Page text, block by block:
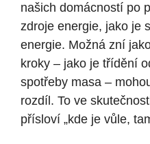
našich domácností po
zdroje energie, jako je
energie. Možná zní
kroky – jako je třídění
spotřeby masa –
rozdíl. To ve
přísloví „kde je vůle,